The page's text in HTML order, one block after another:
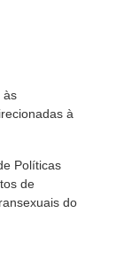
às
à
Políticas
de
do